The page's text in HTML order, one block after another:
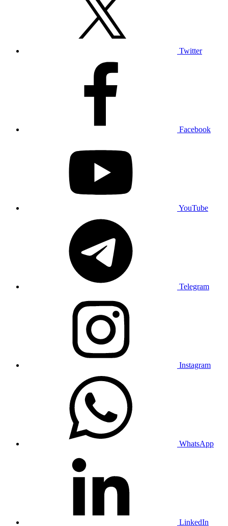
Twitter
Facebook
YouTube
Telegram
Instagram
WhatsApp
LinkedIn